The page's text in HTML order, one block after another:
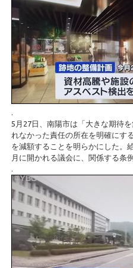
5月27日、南陽市は「大きな期待
れなかった責任の所在を明確にす
を減額することを明らかにした。
月に開かれる議会に、関係する条